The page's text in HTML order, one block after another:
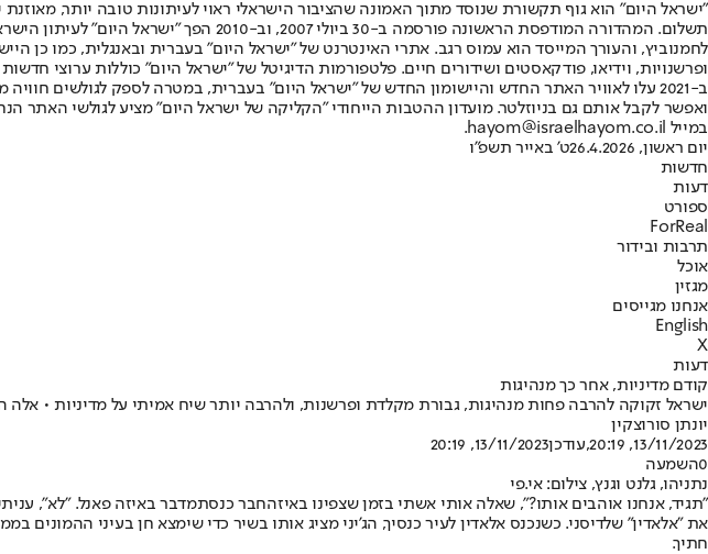
"ישראל היום" הוא גוף תקשורת שנוסד מתוך האמונה שהציבור הישראלי ראוי לעיתונות טובה יותר,
תשלום. המהדורה המודפסת הראשונה פורסמה ב-
ופרשנויות, וידיאו, פודקאסטים ושידורים חיים. פלטפורמות הדיגיטל של "ישראל היום" כוללות ערוצי
ב-2021 עלו לאוויר האתר החדש והיישומון החדש של "ישראל היום" בעברית, במטרה לספק לגולשים
ואפשר לקבל אותם גם בניוזלטר. מועדון ההטבות הייחודי "הקליקה של ישראל היום" מציע לגולשי האתר
במייל hayom@israelhayom.co.il.
יום ראשון, 26.4.2026
ט' באייר תשפ"ו
חדשות
דעות
ספורט
ForReal
תרבות ובידור
אוכל
מגזין
אנחנו מגייסים
English
X
דעות
קודם מדיניות, אחר כך מנהיגות
ישראל זקוקה להרבה פחות מנהיגות, גבורת מקלדת ופרשנות, ולהרבה יותר שיח אמיתי על מדיניות • אלה
יונתן סורוצקין
13/11/2023, 20:19
,עודכן13/11/2023, 20:19
0השמעה
נתניהו, גלנט וגנץ, צילום: אי.פי
"תגיד, אנחנו אוהבים אותו?", שאלה אותי אשתי בזמן שצפינו באיזהחבר כנסתמדבר באיזה פאנל. "לא",
את "אלאדין" שלדיסני. כשנכנס אלאדין לעיר כנסיך, הג'יני מציג אותו בשיר כדי שימצא חן בעיני
חתיך.